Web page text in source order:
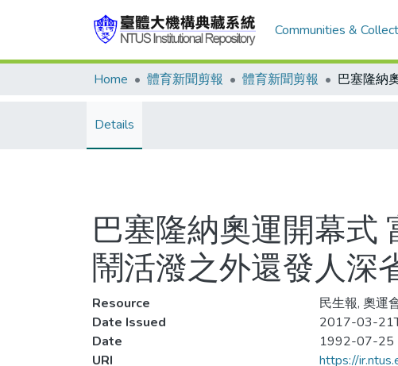
Communities &
Home 體育新聞剪報 體育新聞剪報
Details
巴塞隆納奧運開幕式
鬧活潑之外還發人深
Resource
民生報, 奧運
Date Issued
2017-03-
Date
1992-07-25
URI
https://